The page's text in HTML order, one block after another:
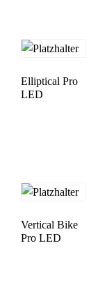
Elliptical Pro
LED
Vertical Bike
Pro LED